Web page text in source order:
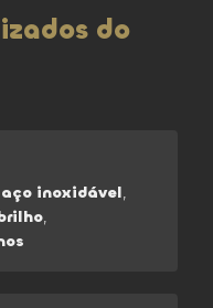
do
inoxidável,
,